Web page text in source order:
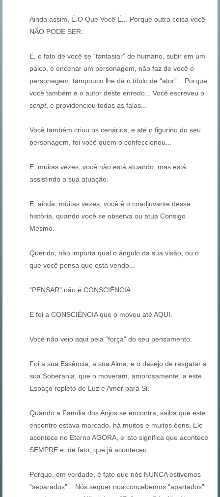
Ainda assim, É O Que Você É... Porque outra coisa você
NÃO PODE SER.
E, o fato de você se “fantasiar” de humano, subir em um
palco, e encenar um personagem, não faz de você o
personagem, tampouco lhe dá o título de “ator”... Porque
você também é o autor deste enredo... Você escreveu o
script, e providenciou todas as falas...
Você também criou os cenários, e até o figurino do seu
personagem, foi você quem o confeccionou...
E, muitas vezes, você não está atuando, mas está
assistindo a sua atuação.
E, ainda, muitas vezes, você é o coadjuvante dessa
história, quando você se observa ou atua Consigo
Mesmo.
Querido, não importa qual o ângulo da sua visão, ou o
que você pensa que está vendo...
"PENSAR" não é CONSCIÊNCIA.
E foi a CONSCIÊNCIA que o moveu até AQUI.
Você não veio aqui pela “força” do seu pensamento.
Foi a sua Essência, a sua Alma, e o desejo de resgatar a
sua Soberania, que o moveram, amorosamente, a este
Espaço repleto de Luz e Amor para Si.
Quando a Família dos Anjos se encontra, saiba que este
encontro estava marcado, há muitos e muitos éons. Ele
acontece no Eterno AGORA, e isto significa que acontece
SEMPRE e, de fato, que já aconteceu...
Porque, em verdade, é fato que nós NUNCA estivemos
“separados”... Nós sequer nos concebemos “apartados”